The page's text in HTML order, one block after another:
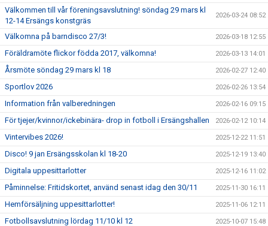
Välkommen till vår föreningsavslutning! söndag 29 mars kl
12-14 Ersängs konstgräs
2026-03-24 08:52
Välkomna på barndisco 27/3! 2026-03-18 12:55
Föräldramöte flickor födda 2017, välkomna! 2026-03-13 14:01
Årsmöte söndag 29 mars kl 18 2026-02-27 12:40
Sportlov 2026 2026-02-26 13:54
Information från valberedningen 2026-02-16 09:15
För tjejer/kvinnor/ickebinära- drop in fotboll i Ersängshallen 2026-02-12 10:14
Vintervibes 2026! 2025-12-22 11:51
Disco! 9 jan Ersängsskolan kl 18-20 2025-12-19 13:40
Digitala uppesittarlotter 2025-12-16 11:02
Påminnelse: Fritidskortet, använd senast idag den 30/11 2025-11-30 16:11
Hemförsäljning uppesittarlotter! 2025-11-06 12:11
Fotbollsavslutning lördag 11/10 kl 12 2025-10-07 15:48